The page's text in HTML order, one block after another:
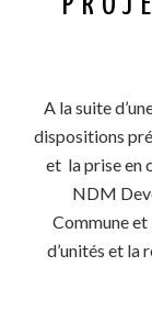
A la suite
dispositions
et la prise en
NDM
Commune
d’unités et la